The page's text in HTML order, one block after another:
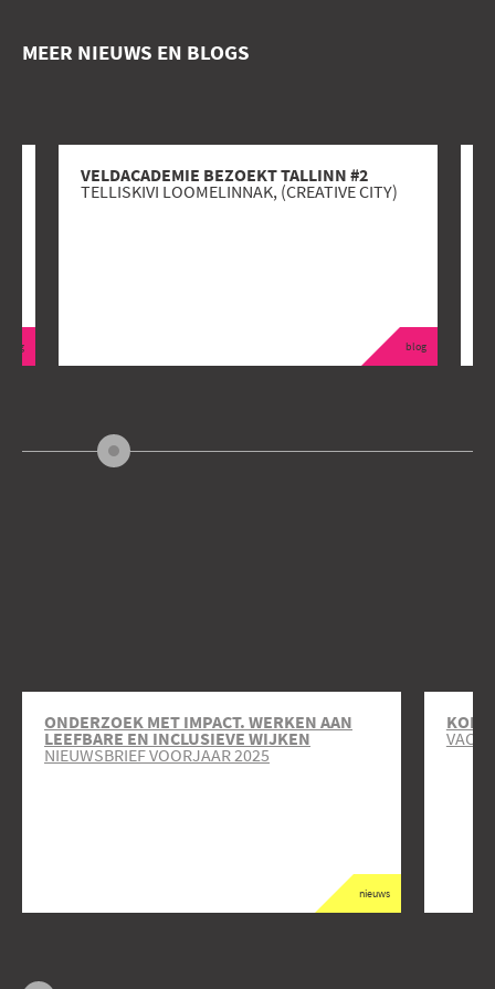
MEER NIEUWS EN BLOGS
blog blog
VELDACADEMIE BEZOEKT TALLINN #2
TELLISKIVI LOOMELINNAK, (CREATIVE CITY)
nieuws
ONDERZOEK MET IMPACT. WERKEN AAN
LEEFBARE EN INCLUSIEVE WIJKEN
NIEUWSBRIEF VOORJAAR 2025
KOM